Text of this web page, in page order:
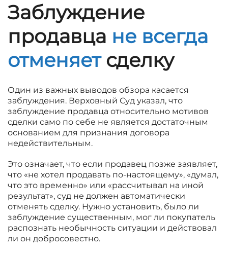
Заблуждение
продавца не всегда
отменяетсделку
Один из важных выводов обзора касается
заблуждения. Верховный Суд указал, что
заблуждение продавца относительно мотивов
сделки само по себе не является достаточным
основанием для признания договора
недействительным.
Это означает, что если продавец позже заявляет,
что «не хотел продавать по-настоящему», «думал,
что это временно» или «рассчитывал на иной
результат», суд не должен автоматически
отменять сделку. Нужно установить, было ли
заблуждение существенным, мог ли покупатель
распознать необычность ситуации и действовал
ли он добросовестно.